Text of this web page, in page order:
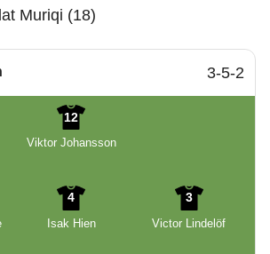
Muriqi (18)
3-5-2
12
Viktor Johansson
4
Isak Hien
3
Victor Lindelöf